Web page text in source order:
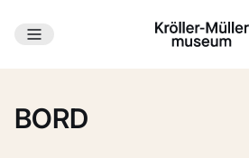
Ga naar hoofdinhoud
BORD